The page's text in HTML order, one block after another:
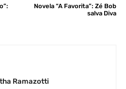
Novela “A Favorita”: Zé Bob
salva Diva
Ramazotti